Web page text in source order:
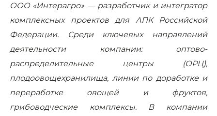
ООО «Интерагро» — разработчик и интегратор
комплексных проектов для АПК Российской
Федерации. Среди ключевых направлений
деятельности компании: оптово-
распределительные центры (ОРЦ),
плодоовощехранилища, линии по доработке и
переработке овощей и фруктов,
грибоводческие комплексы. В компании